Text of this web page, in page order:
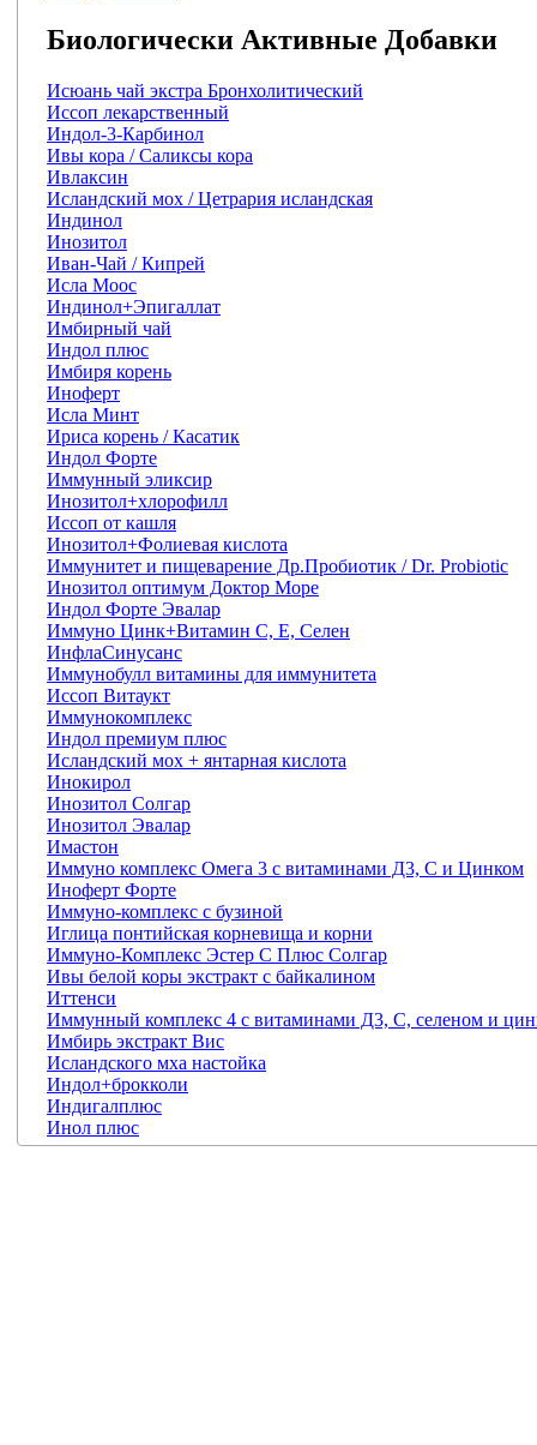
Биологически Активные Добавки
Исюань чай экстра Бронхолитический
Иссоп лекарственный
Индол-3-Карбинол
Ивы кора / Саликсы кора
Ивлаксин
Исландский мох / Цетрария исландская
Индинол
Инозитол
Иван-Чай / Кипрей
Исла Моос
Индинол+Эпигаллат
Имбирный чай
Индол плюс
Имбиря корень
Иноферт
Исла Минт
Ириса корень / Касатик
Индол Форте
Иммунный эликсир
Инозитол+хлорофилл
Иссоп от кашля
Инозитол+Фолиевая кислота
Иммунитет и пищеварение Др.Пробиотик / Dr. Probiotic
Инозитол оптимум Доктор Море
Индол Форте Эвалар
Иммуно Цинк+Витамин С, Е, Селен
ИнфлаСинусанс
Иммунобулл витамины для иммунитета
Иссоп Витаукт
Иммунокомплекс
Индол премиум плюс
Исландский мох + янтарная кислота
Инокирол
Инозитол Солгар
Инозитол Эвалар
Имастон
Иммуно комплекс Омега 3 с витаминами Д3, С и Цинком
Иноферт Форте
Иммуно-комплекс с бузиной
Иглица понтийская корневища и корни
Иммуно-Комплекс Эстер С Плюс Солгар
Ивы белой коры экстракт с байкалином
Иттенси
Иммунный комплекс 4 с витаминами Д3, С, селеном и
Имбирь экстракт Вис
Исландского мха настойка
Индол+брокколи
Индигалплюс
Инол плюс